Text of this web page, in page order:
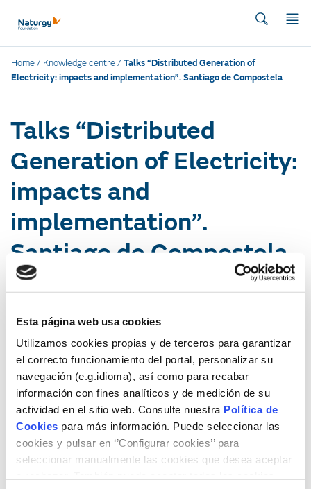
Esta página web usa cookies
Utilizamos cookies propias y de terceros para garantizar
el correcto funcionamiento del portal, personalizar su
navegación (e.g.idioma), así como para recabar
información con fines analíticos y de medición de su
actividad en el sitio web. Consulte nuestra Política de
Cookies para más información. Puede seleccionar las
cookies y pulsar en ‘’Configurar cookies’’ para
seleccionar manualmente las cookies que desea aceptar
Home/ Knowledge centre/Talks “Distributed Generation of
Electricity: impacts and implementation”. Santiago de Compostela
Talks “Distributed
Generation of Electricity:
impacts and
implementation”.
Santiago de Compostela